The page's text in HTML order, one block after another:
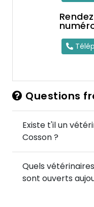
Questions
Existe t'il un
Cosson ?
Quels
sont ouverts